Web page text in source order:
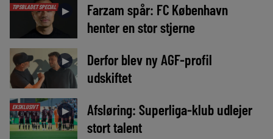
TIPSBLADET SPECIAL ►
Farzam spår: FC København
henter en stor stjerne
►
Derfor blev ny AGF-profil
udskiftet
EKSKLUSIVT ►
Afsløring: Superliga-klub udlejer
stort talent